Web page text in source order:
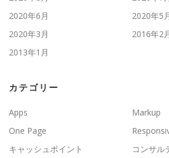
2020年6月
2020年5
2020年3月
2016年2
2013年1月
カテゴリー
Apps
Markup
One Page
キャッシュポイント
コンサル